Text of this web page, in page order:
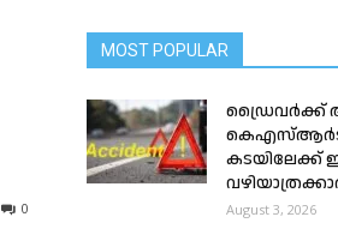
0
MOST POPULAR
ഡ്രൈവർക്ക്
കടയിലേക്ക്
August 3, 2026